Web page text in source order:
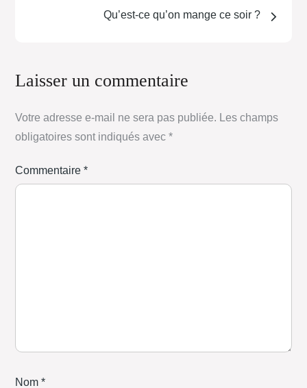
Qu’est-ce qu’on mange ce soir ?
Laisser un commentaire
Votre adresse e-mail ne sera pas publiée. Les champs
obligatoires sont indiqués avec*
Commentaire*
Nom*